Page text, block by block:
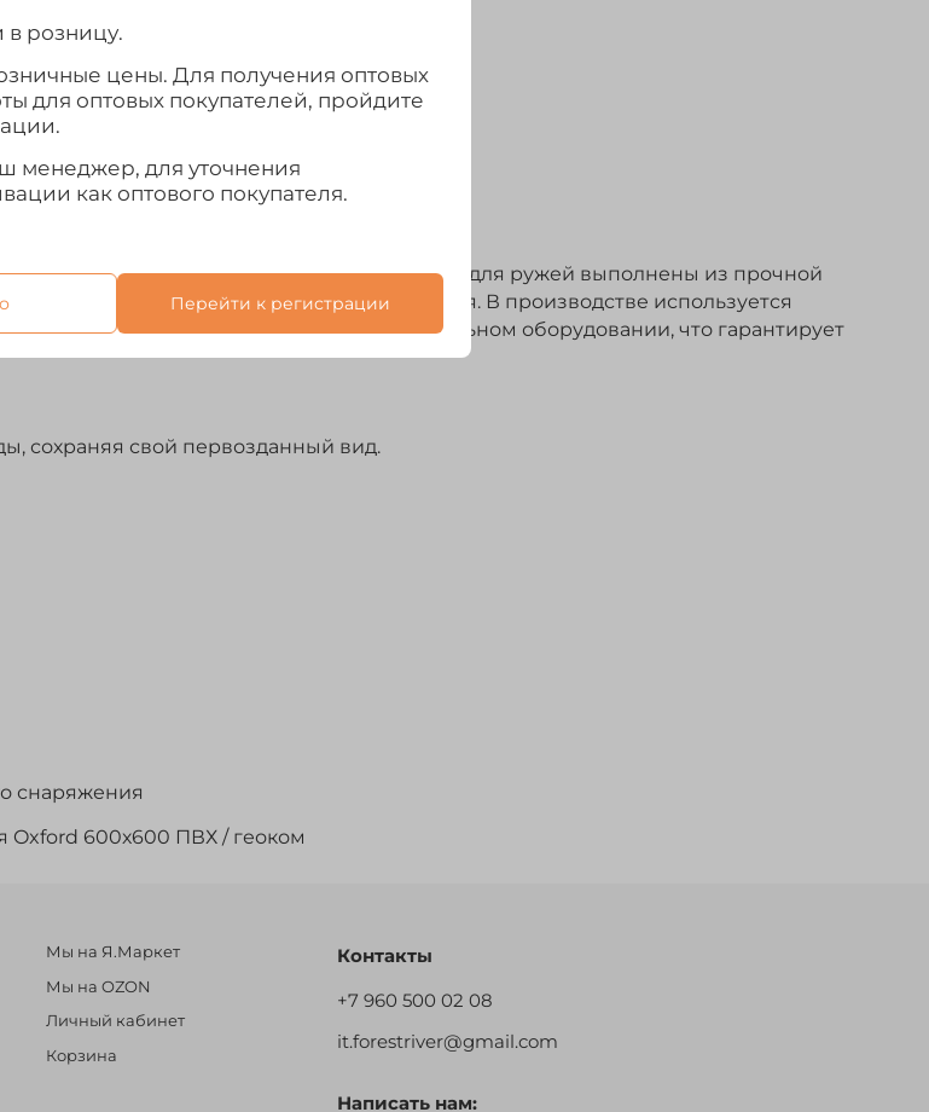
чехол для любых потребителей. Чехлы для ружей выполнены из прочной
и легко очищается от загрязнения. В производстве используется
бликов. Раскрой производится на специальном оборудовании, что гарантирует
сохраняя свой первозданный вид.
снаряжения
Oxford 600х600 ПВХ / геоком
Мы на Я.Маркет
Мы на OZON
Личный кабинет
Корзина
Контакты
+7 960 500 02 08
it.forestriver@gmail.com
Написать нам:
в розницу.
цены. Для получения оптовых
для оптовых покупателей, пройдите
менеджер, для уточнения
как оптового покупателя.
Перейти к регистрации